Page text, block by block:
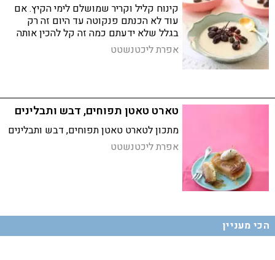
קינוח קליל וקריר שמושלם לימי הקיץ. אם
עוד לא הכנתם פנקוטה עד היום זה רק
בגלל שלא ידעתם כמה זה קל להכין אותה
אפרת ליכטנשטט
טארט טאטן תפוחים, דבש ותבלינים
מתכון לטארט טאטן תפוחים, דבש ותבלינים
אפרת ליכטנשטט
הכי מעניין